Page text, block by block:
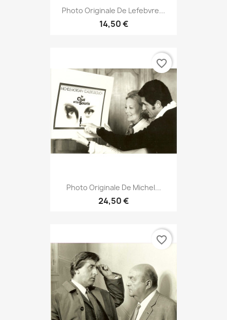
Photo Originale De Lefebvre...
14,50 €
Photo Originale De Michel...
24,50 €
favorite_border
favorite_border